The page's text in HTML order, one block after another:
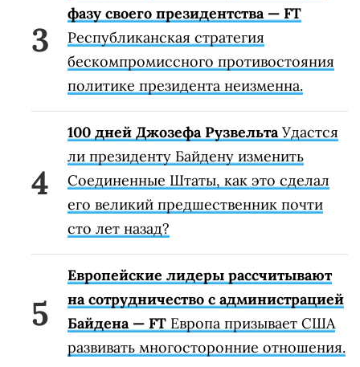
фазу своего президентства — FT
Республиканская стратегия
бескомпромиссного противостояния
политике президента неизменна.
100 дней Джозефа РузвельтаУдастся
ли президенту Байдену изменить
Соединенные Штаты, как это сделал
его великий предшественник почти
сто лет назад?
Европейские лидеры рассчитывают
на сотрудничество с администрацией
Байдена — FT Европа призывает США
развивать многосторонние отношения.